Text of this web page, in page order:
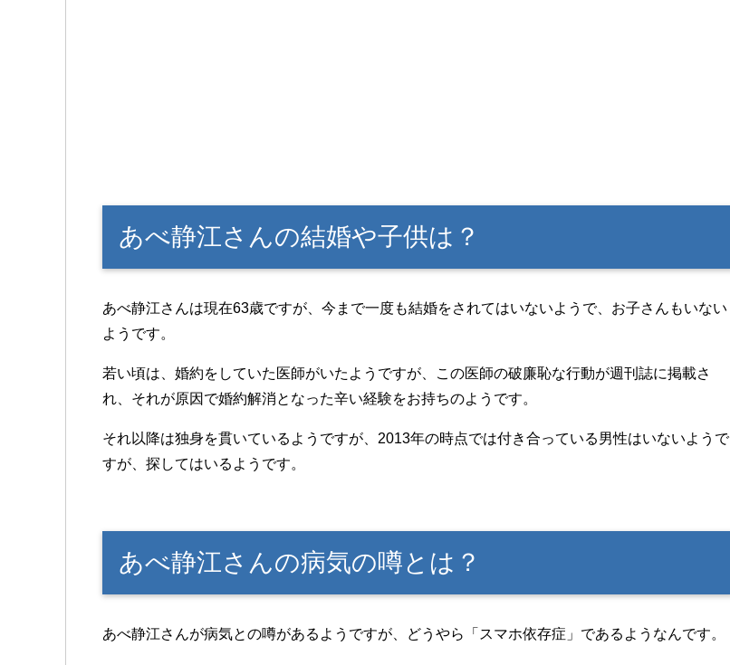
あべ静江さんの結婚や子供は？
あべ静江さんは現在63歳ですが、今まで一度も結婚をされてはいないようで、お子さんもいない
ようです。
若い頃は、婚約をしていた医師がいたようですが、この医師の破廉恥な行動が週刊誌に掲載さ
れ、それが原因で婚約解消となった辛い経験をお持ちのようです。
それ以降は独身を貫いているようですが、2013年の時点では付き合っている男性はいないようで
すが、探してはいるようです。
あべ静江さんの病気の噂とは？
あべ静江さんが病気との噂があるようですが、どうやら「スマホ依存症」であるようなんです。